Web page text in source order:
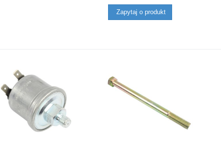
Zapytaj o produkt